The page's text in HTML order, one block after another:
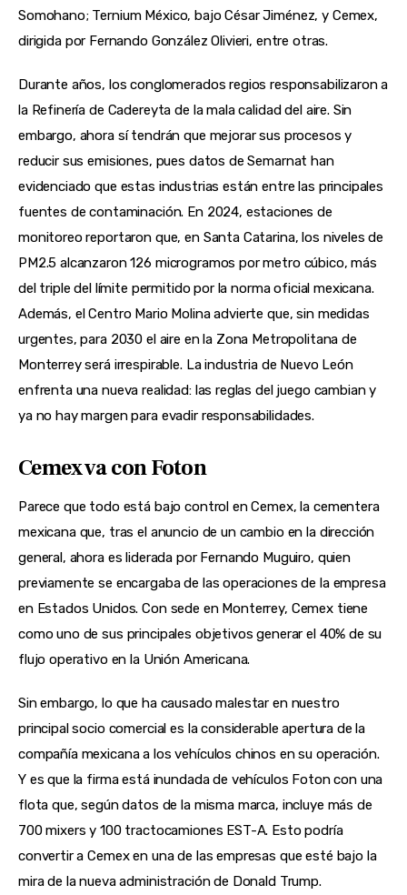
Somohano; Ternium México, bajo César Jiménez, y Cemex,
dirigida por Fernando González Olivieri, entre otras.
Durante años, los conglomerados regios responsabilizaron a
la Refinería de Cadereyta de la mala calidad del aire. Sin
embargo, ahora sí tendrán que mejorar sus procesos y
reducir sus emisiones, pues datos de Semarnat han
evidenciado que estas industrias están entre las principales
fuentes de contaminación. En 2024, estaciones de
monitoreo reportaron que, en Santa Catarina, los niveles de
PM2.5 alcanzaron 126 microgramos por metro cúbico, más
del triple del límite permitido por la norma oficial mexicana.
Además, el Centro Mario Molina advierte que, sin medidas
urgentes, para 2030 el aire en la Zona Metropolitana de
Monterrey será irrespirable. La industria de Nuevo León
enfrenta una nueva realidad: las reglas del juego cambian y
ya no hay margen para evadir responsabilidades.
Cemex va con Foton
Parece que todo está bajo control en Cemex, la cementera
mexicana que, tras el anuncio de un cambio en la dirección
general, ahora es liderada por Fernando Muguiro, quien
previamente se encargaba de las operaciones de la empresa
en Estados Unidos. Con sede en Monterrey, Cemex tiene
como uno de sus principales objetivos generar el 40% de su
flujo operativo en la Unión Americana.
Sin embargo, lo que ha causado malestar en nuestro
principal socio comercial es la considerable apertura de la
compañía mexicana a los vehículos chinos en su operación.
Y es que la firma está inundada de vehículos Foton con una
flota que, según datos de la misma marca, incluye más de
700 mixers y 100 tractocamiones EST-A. Esto podría
convertir a Cemex en una de las empresas que esté bajo la
mira de la nueva administración de Donald Trump.